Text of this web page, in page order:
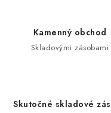
Kamenný obchod
Skladovými zásobami
Skutočné skladové